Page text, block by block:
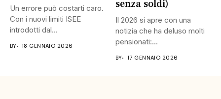
Un errore può costarti caro.
Con i nuovi limiti ISEE
introdotti dal...
BY 18 GENNAIO 2026
senza soldi)
Il 2026 si apre con una
notizia che ha deluso molti
pensionati:...
BY 17 GENNAIO 2026